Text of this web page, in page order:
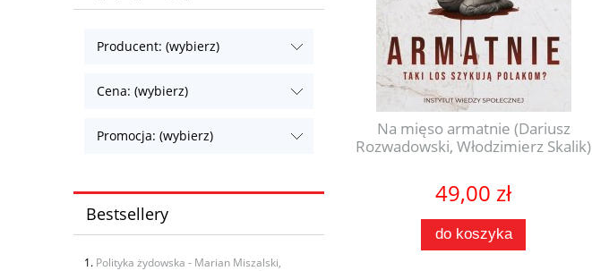
Producent: (wybierz)
Cena: (wybierz)
Promocja: (wybierz)
Bestsellery
Polityka żydowska - Marian Miszalski,
Na mięso armatnie (Dariusz
Rozwadowski, Włodzimierz Skalik)
49,00 zł
do koszyka